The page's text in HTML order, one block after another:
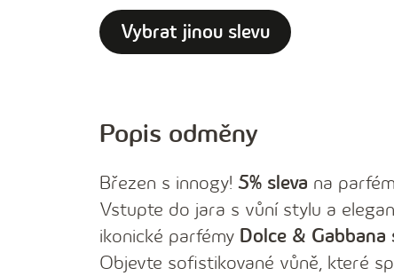
Vybrat jinou slevu
Popis odměny
Březen s innogy! 5% sleva na
Vstupte do jara s vůní stylu a
ikonické parfémy Dolce & Gabbana
Objevte sofistikované vůně, které